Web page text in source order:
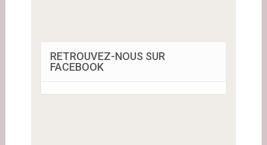
RETROUVEZ-NOUS SUR
FACEBOOK